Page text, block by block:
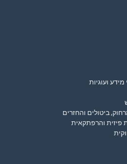
ועוגיות
ביטולים והחזרים
פיזית והרפתקאית